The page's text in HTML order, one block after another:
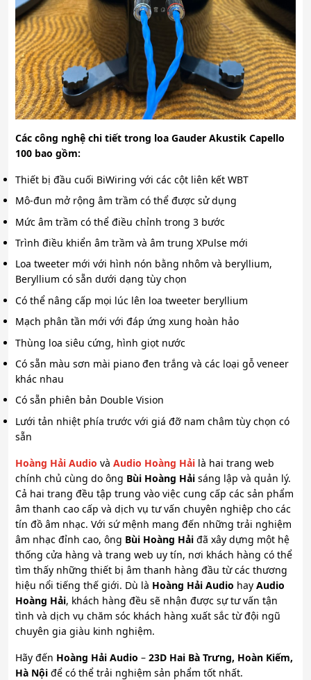
Các công nghệ chi tiết trong loa Gauder Akustik Capello
100 bao gồm:
Thiết bị đầu cuối BiWiring với các cột liên kết WBT
Mô-đun mở rộng âm trầm có thể được sử dụng
Mức âm trầm có thể điều chỉnh trong 3 bước
Trình điều khiển âm trầm và âm trung XPulse mới
Loa tweeter mới với hình nón bằng nhôm và beryllium,
Beryllium có sẵn dưới dạng tùy chọn
Có thể nâng cấp mọi lúc lên loa tweeter beryllium
Mạch phân tần mới với đáp ứng xung hoàn hảo
Thùng loa siêu cứng, hình giọt nước
Có sẵn màu sơn mài piano đen trắng và các loại gỗ veneer
khác nhau
Có sẵn phiên bản Double Vision
Lưới tản nhiệt phía trước với giá đỡ nam châm tùy chọn có
sẵn
Hoàng Hải Audio và Audio Hoàng Hải là hai trang web
chính chủ cùng do ông Bùi Hoàng Hải sáng lập và quản lý.
Cả hai trang đều tập trung vào việc cung cấp các sản phẩm
âm thanh cao cấp và dịch vụ tư vấn chuyên nghiệp cho các
tín đồ âm nhạc. Với sứ mệnh mang đến những trải nghiệm
âm nhạc đỉnh cao, ông Bùi Hoàng Hải đã xây dựng một hệ
thống cửa hàng và trang web uy tín, nơi khách hàng có thể
tìm thấy những thiết bị âm thanh hàng đầu từ các thương
hiệu nổi tiếng thế giới. Dù là Hoàng Hải Audio hay Audio
Hoàng Hải, khách hàng đều sẽ nhận được sự tư vấn tận
tình và dịch vụ chăm sóc khách hàng xuất sắc từ đội ngũ
chuyên gia giàu kinh nghiệm.
Hãy đến Hoàng Hải Audio – 23D Hai Bà Trưng, Hoàn Kiếm,
Hà Nội để có thể trải nghiệm sản phẩm tốt nhất.